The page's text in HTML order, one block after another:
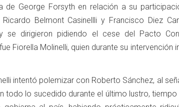
de George Forsyth en relación a su
Belmont Casinellli y Francisco Diez
se dirigieron pidiendo el cese del Pacto
Fiorella Molinelli, quien durante su intervención
intentó polemizar con Roberto Sánchez, al
todo lo sucedido durante el último lustro,